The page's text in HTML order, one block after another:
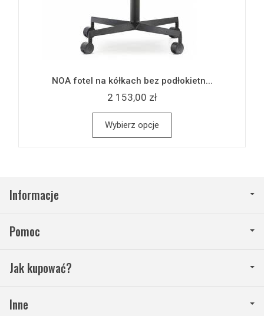
NOA fotel na kółkach bez podłokietn...
2 153,00 zł
Wybierz opcje
Informacje
Pomoc
Jak kupować?
Inne